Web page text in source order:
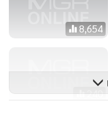
8,654
240